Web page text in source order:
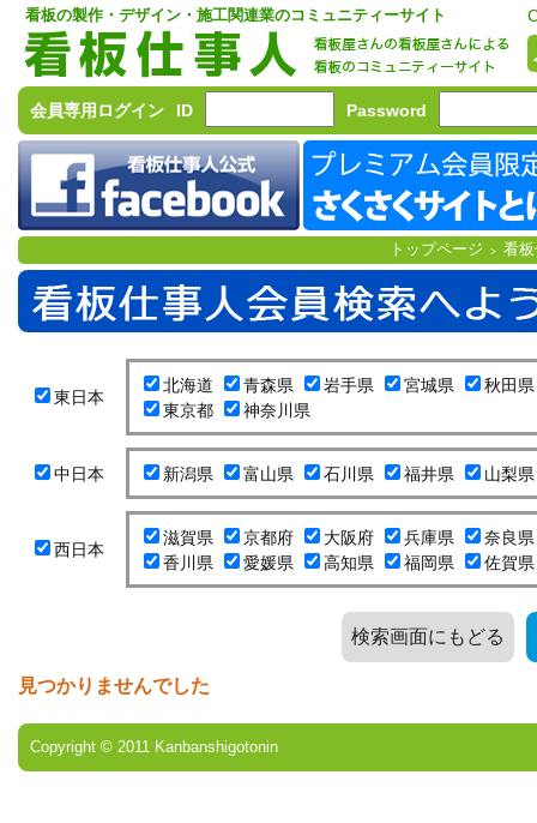
看板の製作・デザイン・施工関連業のコミュニティーサイト
会員専用ログイン ID Password
トップページ > 看
東日本
北海道 青森県 岩手県 宮城県
秋田県
東京都
神奈川県
中日本 新潟県 富山県 石川県 福井県 山梨県
西日本
滋賀県 京都府 大阪府 兵庫県
奈良県
香川県
愛媛県 高知県 福岡県 佐賀県
検索画面にもどる
見つかりませんでした
Copyright © 2011 Kanbanshigotonin